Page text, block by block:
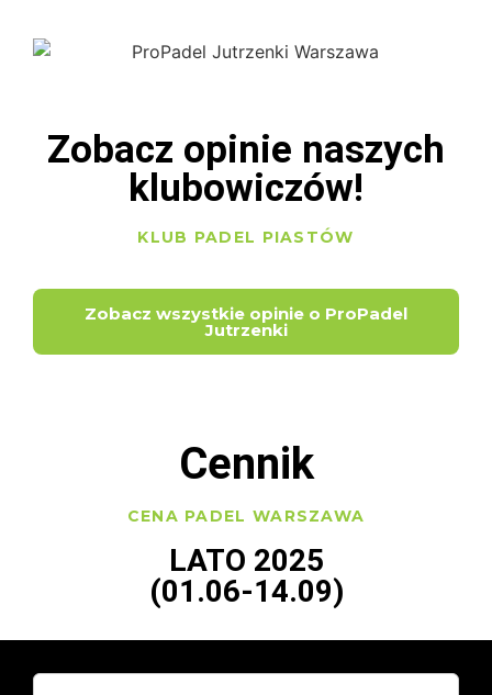
Zobacz opinie naszych
klubowiczów!
KLUB PADEL PIASTÓW
Zobacz wszystkie opinie o ProPadel
Jutrzenki
Cennik
CENA PADEL WARSZAWA
LATO 2025
(01.06-14.09)